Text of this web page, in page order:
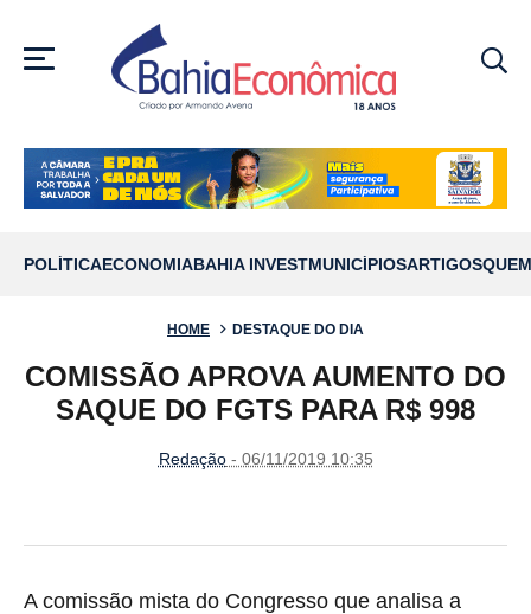
MENU
POLÍTICAECONOMIABAHIA INVESTMUNICÍPIOSARTIGOS
HOME DESTAQUE DO DIA
COMISSÃO APROVA AUMENTO DO
SAQUE DO FGTS PARA R$ 998
Redação- 06/11/2019 10:35
A comissão mista do Congresso que analisa a